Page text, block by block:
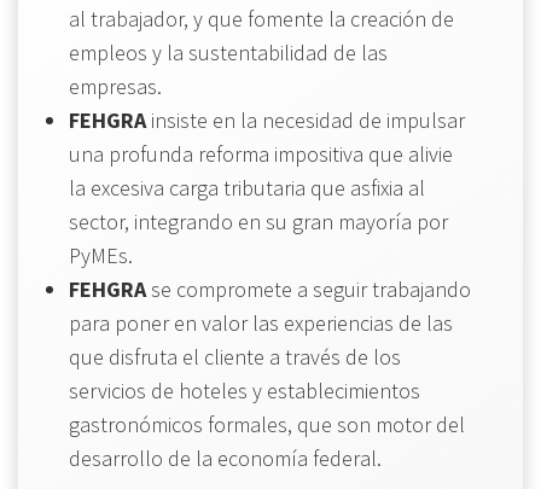
al trabajador, y que fomente la creación de
empleos y la sustentabilidad de las
empresas.
FEHGRAinsiste en la necesidad de impulsar
una profunda reforma impositiva que alivie
la excesiva carga tributaria que asfixia al
sector, integrando en su gran mayoría por
PyMEs.
FEHGRAse compromete a seguir trabajando
para poner en valor las experiencias de las
que disfruta el cliente a través de los
servicios de hoteles y establecimientos
gastronómicos formales, que son motor del
desarrollo de la economía federal.